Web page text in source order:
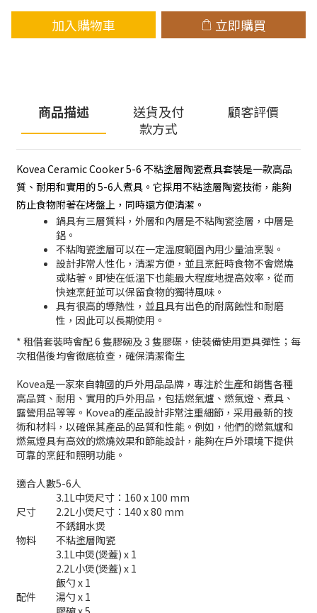
加入購物車 立即購買
商品描述
送貨及付
款方式
顧客評價
Kovea Ceramic Cooker 5-6 不粘塗層陶瓷煮具套裝是一款高品
質、耐用和實用的 5-6人煮具。它採用不粘塗層陶瓷技術，能夠
防止食物附著在烤盤上，同時還方便清潔。
鍋具有三層質料，外層和內層是不粘陶瓷塗層，中層是
鋁。
不粘陶瓷塗層可以在一定溫度範圍內用少量油烹製。
設計非常人性化，清潔方便，並且烹飪時食物不會燃燒
或粘著。即使在低溫下也能最大程度地提高效率，從而
快速烹飪並可以保留食物的獨特風味。
具有很高的導熱性，並且具有出色的耐腐蝕性和耐磨
性，因此可以長期使用。
* 租借套裝時會配 6 隻膠碗及 3 隻膠碟，使裝備使用更具彈性；每
次租借後均會徹底檢查，確保清潔衛生
Kovea是一家來自韓國的戶外用品品牌，專注於生產和銷售各種
高品質、耐用、實用的戶外用品，包括燃氣爐、燃氣燈、煮具、
露營用品等等。Kovea的產品設計非常注重細節，采用最新的技
術和材料，以確保其產品的品質和性能。例如，他們的燃氣爐和
燃氣燈具有高效的燃燒效果和節能設計，能夠在戶外環境下提供
可靠的烹飪和照明功能。
適合人數5-6人
尺寸
3.1L中煲尺寸：160 x 100 mm
2.2L小煲尺寸：140 x 80 mm
不銹鋼水煲
物料
不粘塗層陶瓷
配件
3.1L中煲(煲蓋) x 1
2.2L小煲(煲蓋) x 1
飯勺 x 1
湯勺 x 1